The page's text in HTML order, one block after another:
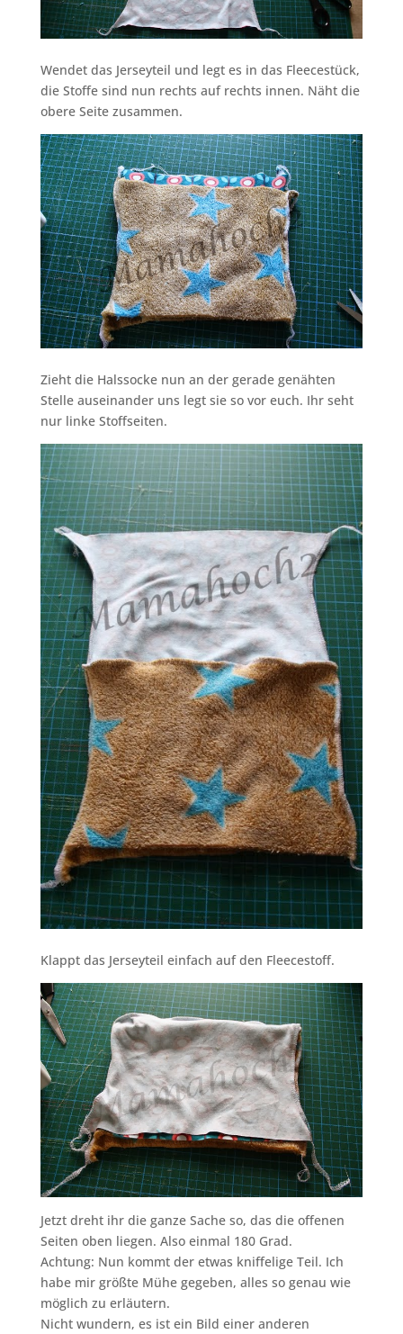
Wendet das Jerseyteil und legt es in das Fleecestück,
die Stoffe sind nun rechts auf rechts innen. Näht die
obere Seite zusammen.
Zieht die Halssocke nun an der gerade genähten
Stelle auseinander uns legt sie so vor euch. Ihr seht
nur linke Stoffseiten.
Klappt das Jerseyteil einfach auf den Fleecestoff.
Jetzt dreht ihr die ganze Sache so, das die offenen
Seiten oben liegen. Also einmal 180 Grad.
Achtung: Nun kommt der etwas kniffelige Teil. Ich
habe mir größte Mühe gegeben, alles so genau wie
möglich zu erläutern.
Nicht wundern, es ist ein Bild einer anderen